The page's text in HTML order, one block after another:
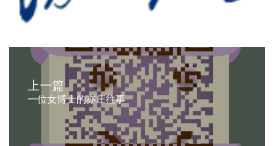
上一篇
一位女博士的亦庄往事